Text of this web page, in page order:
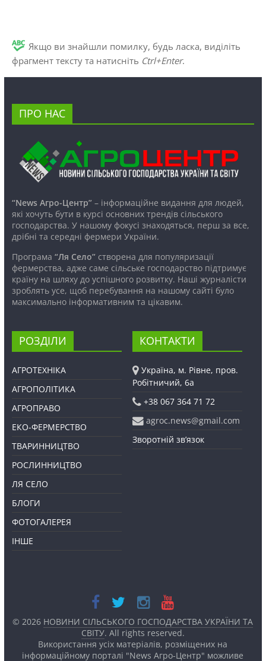
Якщо ви знайшли помилку, будь ласка, виділіть
фрагмент тексту та натисніть Ctrl+Enter.
ПРО НАС
“News Агро-Центр”– інформаційне видання для людей,
які хочуть бути в курсі основних трендів сільського
господарства. У нашому фокусі знаходяться, перш за все,
дрібні та середні фермери України.
Програма “Ля Село”створена для популяризації
фермерства, адже саме сільське господарство підтримує
країну на шляху до успішного розвитку. Наші журналісти
зроблять усе, щоб перебування на нашому сайті було
максимально інформативним та цікавим.
РОЗДІЛИ
АГРОТЕХНІКА
АГРОПОЛІТИКА
АГРОПРАВО
ЕКО-ФЕРМЕРСТВО
ТВАРИННИЦТВО
РОСЛИННИЦТВО
ЛЯ СЕЛО
БЛОГИ
ФОТОГАЛЕРЕЯ
ІНШЕ
КОНТАКТИ
Україна, м. Рівне, пров.
Робітничий, 6а
+38 067 364 71 72
agroc.news@gmail.com
Зворотній зв’язок
© 2026 НОВИНИ СІЛЬСЬКОГО ГОСПОДАРСТВА УКРАЇНИ ТА
СВІТУ. All rights reserved.
Використання усіх матеріалів, розміщених на
інформаційному порталі "News Агро-Центр" можливе